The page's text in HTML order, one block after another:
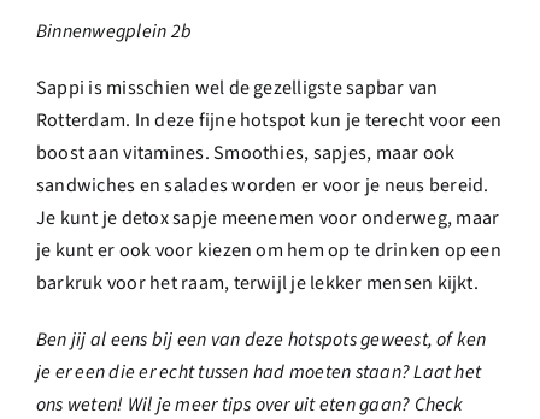
Binnenwegplein 2b
Sappi is misschien wel de gezelligste sapbar van
Rotterdam. In deze fijne hotspot kun je terecht voor een
boost aan vitamines. Smoothies, sapjes, maar ook
sandwiches en salades worden er voor je neus bereid.
Je kunt je detox sapje meenemen voor onderweg, maar
je kunt er ook voor kiezen om hem op te drinken op een
barkruk voor het raam, terwijl je lekker mensen kijkt.
Ben jij al eens bij een van deze hotspots geweest, of ken
je er een die er echt tussen had moeten staan? Laat het
ons weten! Wil je meer tips over uit eten gaan? Check